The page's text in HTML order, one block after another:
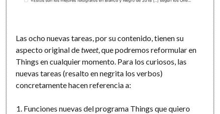
Las ocho nuevas tareas, por su contenido, tienen su
aspecto original detweet, que podremos reformular en
Things en cualquier momento. Para los curiosos, las
nuevas tareas (resalto en negrita los verbos)
concretamente hacen referencia a:
Funciones nuevas del programa Things que quiero